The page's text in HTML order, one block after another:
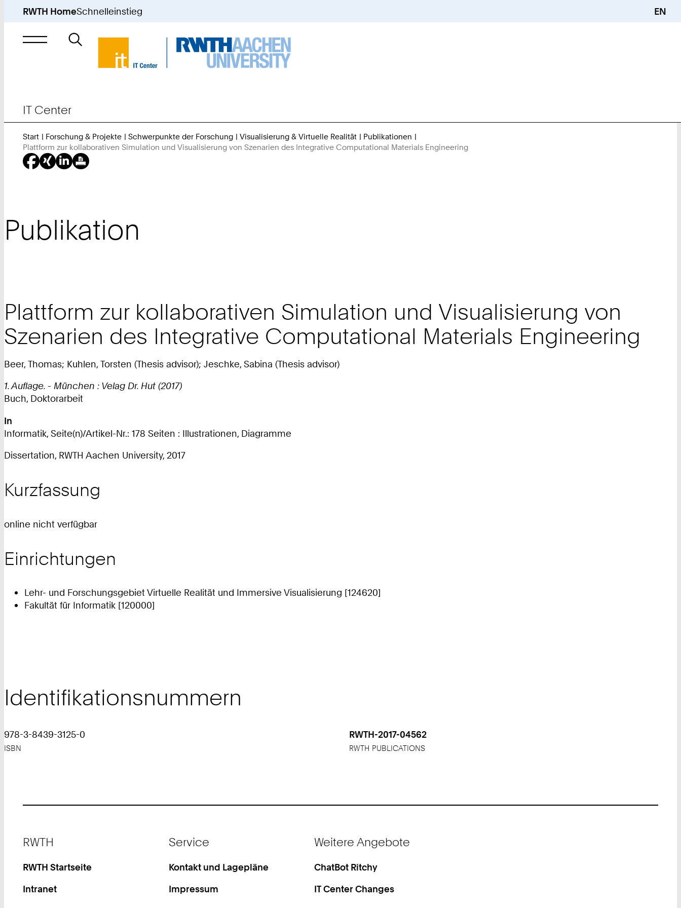
RWTH HomeSchnelleinstieg EN
Suche
nach
IT Center
sind
Start Forschung & Projekte Schwerpunkte der Forschung Visualisierung & Virtuelle Realität
Publikationen
Plattform zur kollaborativen Simulation und Visualisierung von Szenarien des Integrative Computational Materials Engineering
Publikation
Plattform zur kollaborativen Simulation und Visualisierung von
Szenarien des Integrative Computational Materials Engineering
Beer, Thomas; Kuhlen, Torsten (Thesis advisor); Jeschke, Sabina (Thesis advisor)
1. Auflage. - München : Velag Dr. Hut (2017)
Buch, Doktorarbeit
In
Informatik, Seite(n)/Artikel-Nr.: 178 Seiten : Illustrationen, Diagramme
Dissertation, RWTH Aachen University, 2017
Kurzfassung
online nicht verfügbar
Einrichtungen
Lehr- und Forschungsgebiet Virtuelle Realität und Immersive Visualisierung [124620]
Fakultät für Informatik [120000]
Identifikationsnummern
978-3-8439-3125-0
ISBN
RWTH-2017-04562
RWTH PUBLICATIONS
RWTH
RWTH Startseite
Intranet
Service
Kontakt und Lagepläne
Impressum
Weitere Angebote
ChatBot Ritchy
IT Center Changes